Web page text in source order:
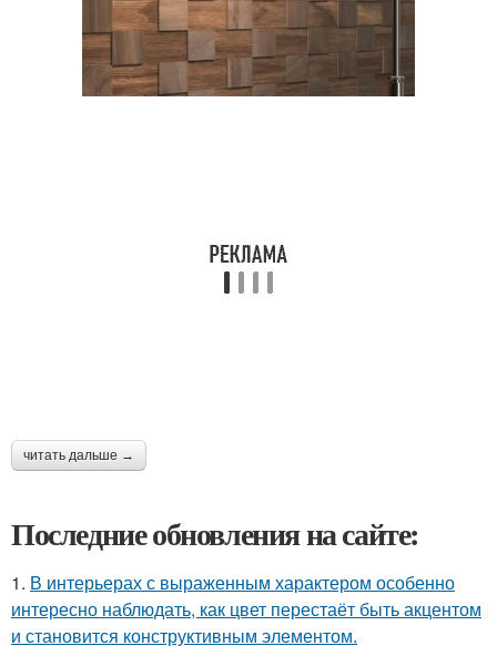
читать дальше →
Последние обновления на сайте:
1. В интерьерах с выраженным характером особенно
интересно наблюдать, как цвет перестаёт быть акцентом
и становится конструктивным элементом.